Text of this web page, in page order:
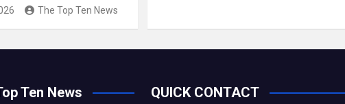
The Top Ten News
Ten News QUICK CONTACT